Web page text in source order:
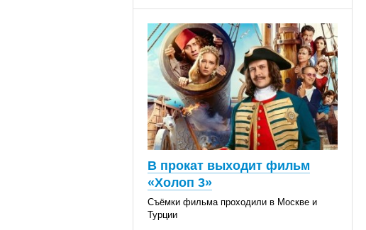
В прокат выходит фильм
«Холоп 3»
Съёмки фильма проходили в Москве и
Турции